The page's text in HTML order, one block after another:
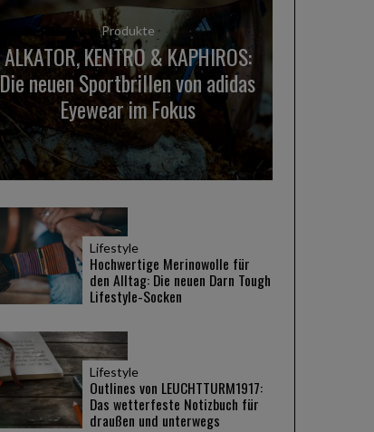
Produkte
ALKATOR, KENTRO & KAPHIROS:
Die neuen Sportbrillen von adidas
Eyewear im Fokus
Lifestyle
Hochwertige Merinowolle für
den Alltag: Die neuen Darn Tough
Lifestyle-Socken
Lifestyle
Outlines von LEUCHTTURM1917:
Das wetterfeste Notizbuch für
draußen und unterwegs